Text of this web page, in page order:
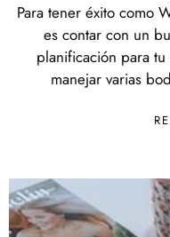
Para tener éxito como
es contar con un
planificación para
manejar varias